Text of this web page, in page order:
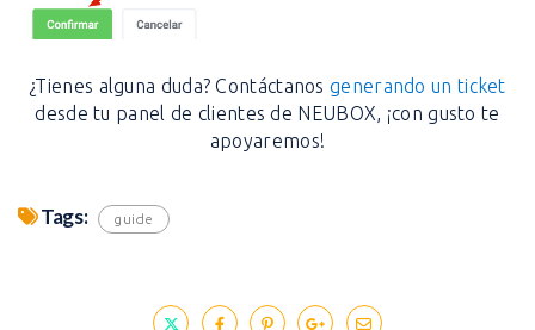
¿Tienes alguna duda? Contáctanosgenerando un ticket
desde tu panel de clientes de NEUBOX, ¡con gusto te
apoyaremos!
Tags: guide